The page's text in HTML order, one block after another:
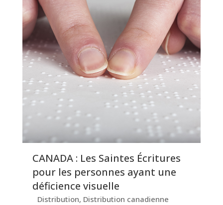
CANADA : Les Saintes Écritures
pour les personnes ayant une
déficience visuelle
Distribution, Distribution canadienne